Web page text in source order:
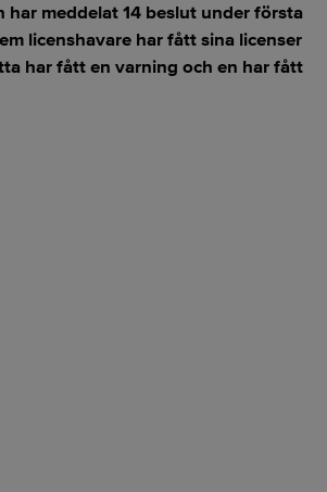
har meddelat 14 beslut under första
licenshavare har fått sina licenser
har fått en varning och en har fått